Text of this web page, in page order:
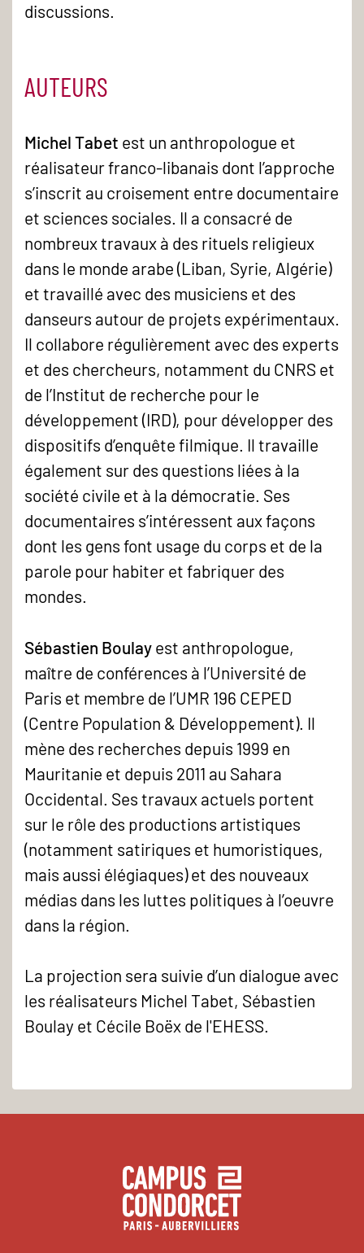
discussions.
AUTEURS
Michel Tabet est un anthropologue et
réalisateur franco-libanais dont l’approche
s’inscrit au croisement entre documentaire
et sciences sociales. Il a consacré de
nombreux travaux à des rituels religieux
dans le monde arabe (Liban, Syrie, Algérie)
et travaillé avec des musiciens et des
danseurs autour de projets expérimentaux.
Il collabore régulièrement avec des experts
et des chercheurs, notamment du CNRS et
de l’Institut de recherche pour le
développement (IRD), pour développer des
dispositifs d’enquête filmique. Il travaille
également sur des questions liées à la
société civile et à la démocratie. Ses
documentaires s’intéressent aux façons
dont les gens font usage du corps et de la
parole pour habiter et fabriquer des
mondes.
Sébastien Boulay est anthropologue,
maître de conférences à l’Université de
Paris et membre de l’UMR 196 CEPED
(Centre Population & Développement). Il
mène des recherches depuis 1999 en
Mauritanie et depuis 2011 au Sahara
Occidental. Ses travaux actuels portent
sur le rôle des productions artistiques
(notamment satiriques et humoristiques,
mais aussi élégiaques) et des nouveaux
médias dans les luttes politiques à l’oeuvre
dans la région.
La projection sera suivie d’un dialogue avec
les réalisateurs Michel Tabet, Sébastien
Boulay et Cécile Boëx de l'EHESS.